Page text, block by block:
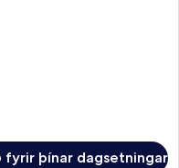
fyrir þínar dagsetningar